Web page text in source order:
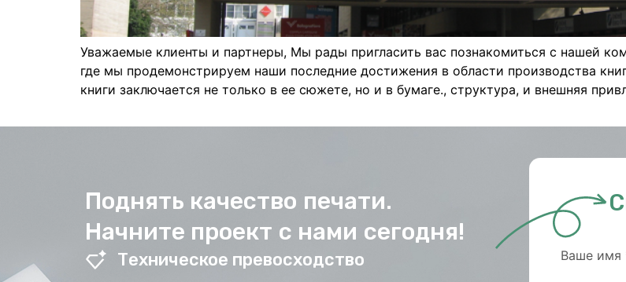
Уважаемые клиенты и партнеры, Мы рады пригласить вас познакомиться с нашей
где мы продемонстрируем наши последние достижения в области производства
книги заключается не только в ее сюжете, но и в бумаге., структура, и внешняя
Поднять качество печати.
Начните проект с нами сегодня!
Техническое превосходство Ваше имя